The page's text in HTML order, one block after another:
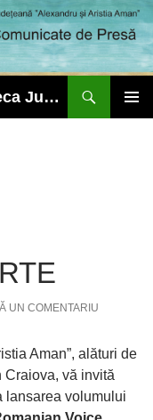
Comunicate de Presă – Biblioteca Județeană ”Alexandru și Aristia Aman”
UN COMENTARIU
Aman”, alături de
Craiova, vă invită
lansarea volumului